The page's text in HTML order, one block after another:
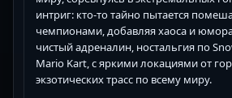
интриг: кто-то тайно пытается
чемпионами, добавляя хаоса и
чистый адреналин, ностальгия по
Mario Kart, с яркими локациями от
экзотических трасс по всему миру.